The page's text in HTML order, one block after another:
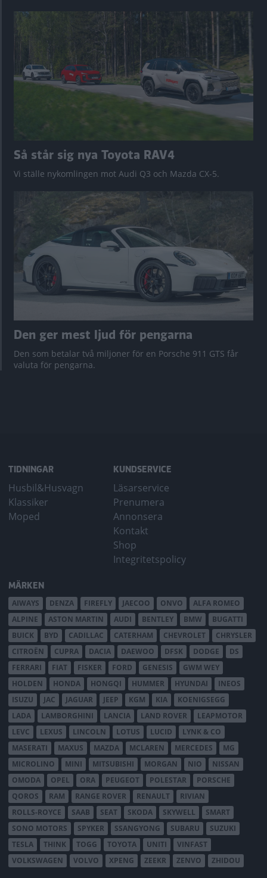
Så står sig nya Toyota RAV4
Vi ställe nykomlingen mot Audi Q3 och Mazda CX-5.
Den ger mest ljud för pengarna
Den som betalar två miljoner för en Porsche 911 GTS får
valuta för pengarna.
TIDNINGAR
Husbil&Husvagn
Klassiker
Moped
KUNDSERVICE
Läsarservice
Prenumera
Annonsera
Kontakt
Shop
Integritetspolicy
MÄRKEN
AIWAYS DENZA FIREFLY JAECOO ONVO
ALFA ROMEO
ALPINE
ASTON MARTIN AUDI BENTLEY BMW
BUGATTI
BUICK
BYD CADILLAC CATERHAM CHEVROLET
CHRYSLER
CITROËN
CUPRA DACIA DAEWOO DFSK DODGE
DS
FERRARI
FIAT FISKER FORD GENESIS
GWM WEY
HOLDEN
HONDA HONGQI HUMMER HYUNDAI
INEOS
ISUZU
JAC JAGUAR JEEP KGM KIA
KOENIGSEGG
LADA
LAMBORGHINI LANCIA LAND ROVER
LEAPMOTOR
LEVC
LEXUS LINCOLN LOTUS LUCID
LYNK & CO
MASERATI
MAXUS MAZDA MCLAREN MERCEDES
MG
MICROLINO
MINI MITSUBISHI MORGAN NIO
NISSAN
OMODA
OPEL ORA PEUGEOT POLESTAR
PORSCHE
QOROS
RAM RANGE ROVER RENAULT
RIVIAN
ROLLS-ROYCE
SAAB SEAT SKODA SKYWELL
SMART
SONO MOTORS
SPYKER SSANGYONG SUBARU
SUZUKI
TESLA
THINK TOGG TOYOTA UNITI
VINFAST
VOLKSWAGEN
VOLVO XPENG ZEEKR ZENVO ZHIDOU